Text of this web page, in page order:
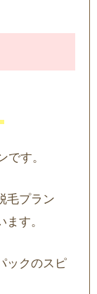
です。
毛プラン
す。
ックのスピ